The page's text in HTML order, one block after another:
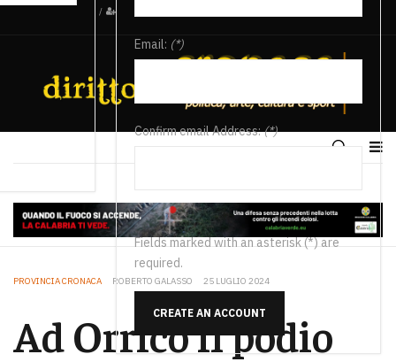
/
Email: (*)
Confirm email Address:(*)
Fields marked with an asterisk (*) are
required.
CREATE AN ACCOUNT
PROVINCIA CRONACA ROBERTO GALASSO 25 LUGLIO 2024
Ad Orrico il podio